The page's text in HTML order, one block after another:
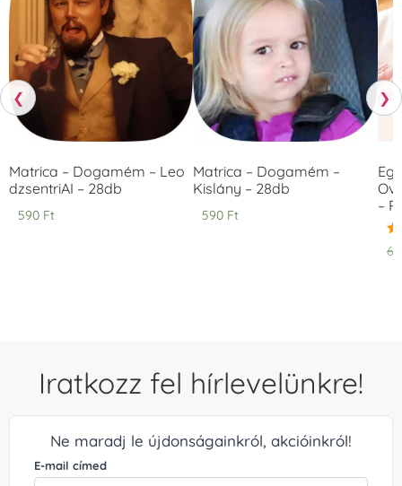
❮
Matrica – Dogamém – Leo
dzsentriAI – 28db
590 Ft
Matrica – Dogamém –
Kislány – 28db
590 Ft
–
❯
Iratkozz fel hírlevelünkre!
Ne maradj le újdonságainkról, akcióinkról!
E-mail címed